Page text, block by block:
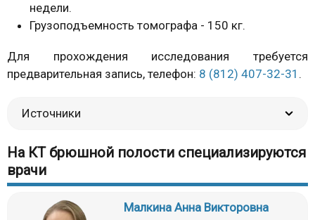
недели.
Грузоподъемность томографа - 150 кг.
Для прохождения исследования требуется
предварительная запись, телефон: 8 (812) 407-32-31 .
Источники
На КТ брюшной полости специализируются
врачи
Малкина Анна Викторовна